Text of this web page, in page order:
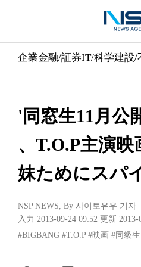
企業金融/証券IT/科学建設/
'同窓生11月公
、T.O.P主演
妹ためにスパ
NSP NEWS, By 사이토유우 기자
入力 2013-09-24 09:52 更新 2013-
#BIGBANG #T.O.P #映画 #同級生